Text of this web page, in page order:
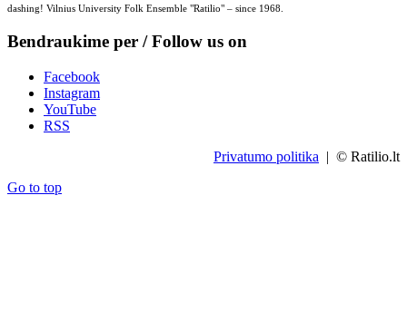
dashing! Vilnius University Folk Ensemble "Ratilio" – since 1968.
Bendraukime per / Follow us on
Facebook
Instagram
YouTube
RSS
Privatumo politika | © Ratilio.lt
Go to top